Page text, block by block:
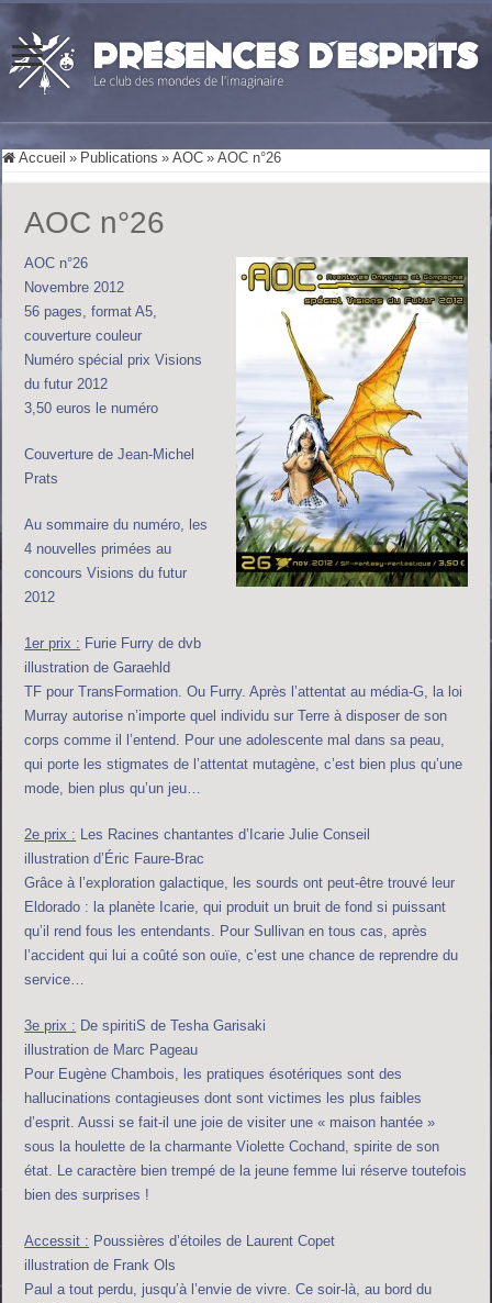
Accueil » Publications » AOC » AOC n°26
AOC n°26
AOC n°26
Novembre 2012
56 pages, format A5,
couverture couleur
Numéro spécial prix Visions
du futur 2012
3,50 euros le numéro
Couverture de Jean-Michel
Prats
Au sommaire du numéro, les
4 nouvelles primées au
concours Visions du futur
2012
1er prix : Furie Furry de dvb
illustration de Garaehld
TF pour TransFormation. Ou Furry. Après l’attentat au média-G, la loi
Murray autorise n’importe quel individu sur Terre à disposer de son
corps comme il l’entend. Pour une adolescente mal dans sa peau,
qui porte les stigmates de l’attentat mutagène, c’est bien plus qu’une
mode, bien plus qu’un jeu…
2e prix : Les Racines chantantes d’Icarie Julie Conseil
illustration d’Éric Faure-Brac
Grâce à l’exploration galactique, les sourds ont peut-être trouvé leur
Eldorado : la planète Icarie, qui produit un bruit de fond si puissant
qu’il rend fous les entendants. Pour Sullivan en tous cas, après
l’accident qui lui a coûté son ouïe, c’est une chance de reprendre du
service…
3e prix : De spiritiS de Tesha Garisaki
illustration de Marc Pageau
Pour Eugène Chambois, les pratiques ésotériques sont des
hallucinations contagieuses dont sont victimes les plus faibles
d’esprit. Aussi se fait-il une joie de visiter une « maison hantée »
sous la houlette de la charmante Violette Cochand, spirite de son
état. Le caractère bien trempé de la jeune femme lui réserve toutefois
bien des surprises !
Accessit : Poussières d’étoiles de Laurent Copet
illustration de Frank Ols
Paul a tout perdu, jusqu’à l’envie de vivre. Ce soir-là, au bord du